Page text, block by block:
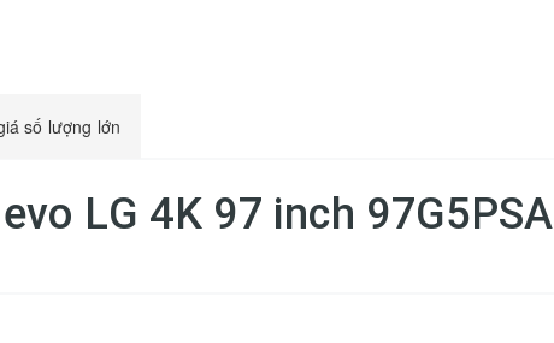
số lượng lớn
LG 4K 97 inch 97G5PSA